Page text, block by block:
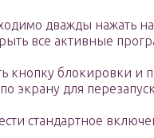
дважды нажать
все активные
кнопку блокировки и
экрану для
стандартное